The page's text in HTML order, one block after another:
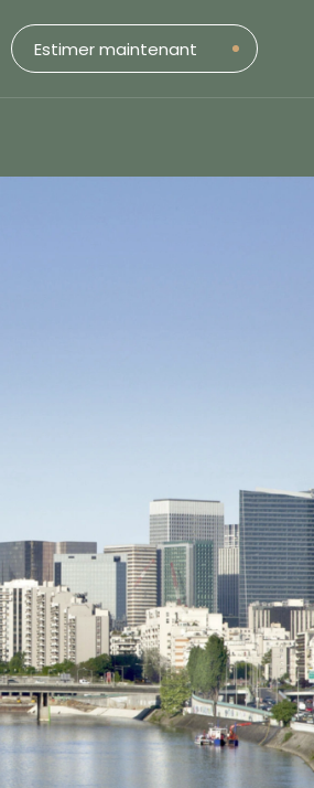
Estimer maintenant